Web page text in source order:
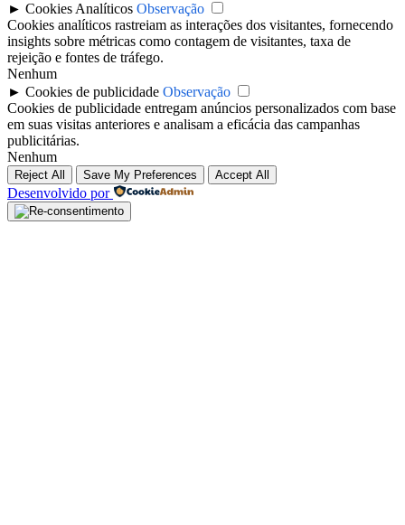
► Cookies Analíticos Observação
Cookies analíticos rastreiam as interações dos visitantes, fornecendo
insights sobre métricas como contagem de visitantes, taxa de
rejeição e fontes de tráfego.
Nenhum
► Cookies de publicidade Observação
Cookies de publicidade entregam anúncios personalizados com base
em suas visitas anteriores e analisam a eficácia das campanhas
publicitárias.
Nenhum
Reject All Save My Preferences Accept All
Desenvolvido por